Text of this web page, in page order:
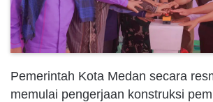
Pemerintah Kota Medan secara
memulai pengerjaan konstruksi